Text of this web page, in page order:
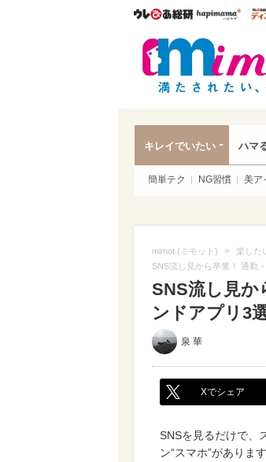
ウレぴあ総研
ハ
キレイでいたい ハマ
簡単テク NG習慣 美ア
mimot.(ミモット) > 楽した
SNS流し見から卒業！ 通勤
SNS流し見か
ンドアプリ3
泉 華
Xでシェア
SNSを見るだけで、
ン“スマホ”がありま